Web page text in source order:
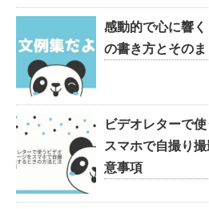
感動的で心に響く
の書き方とその
ビデオレターで
スマホで自撮り
意事項